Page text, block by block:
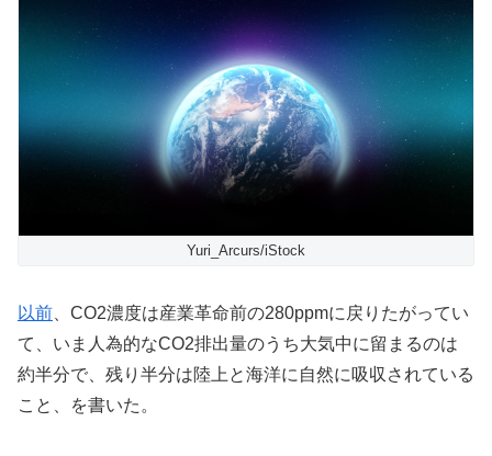
Yuri_Arcurs/iStock
以前 、CO2濃度は産業革命前の280ppmに戻りたがってい
て、いま人為的なCO2排出量のうち大気中に留まるのは
約半分で、残り半分は陸上と海洋に自然に吸収されている
こと、を書いた。